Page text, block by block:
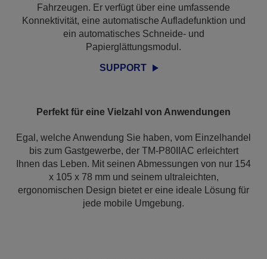
Fahrzeugen. Er verfügt über eine umfassende
Konnektivität, eine automatische Aufladefunktion und
ein automatisches Schneide- und
Papierglättungsmodul.
SUPPORT
Perfekt für eine Vielzahl von Anwendungen
Egal, welche Anwendung Sie haben, vom Einzelhandel
bis zum Gastgewerbe, der TM-P80IIAC erleichtert
Ihnen das Leben. Mit seinen Abmessungen von nur 154
x 105 x 78 mm und seinem ultraleichten,
ergonomischen Design bietet er eine ideale Lösung für
jede mobile Umgebung.